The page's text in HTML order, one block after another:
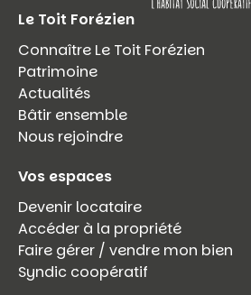
Le Toit Forézien
Connaître Le Toit Forézien
Patrimoine
Actualités
Bâtir ensemble
Nous rejoindre
Vos espaces
Devenir locataire
Accéder à la propriété
Faire gérer / vendre mon bien
Syndic coopératif